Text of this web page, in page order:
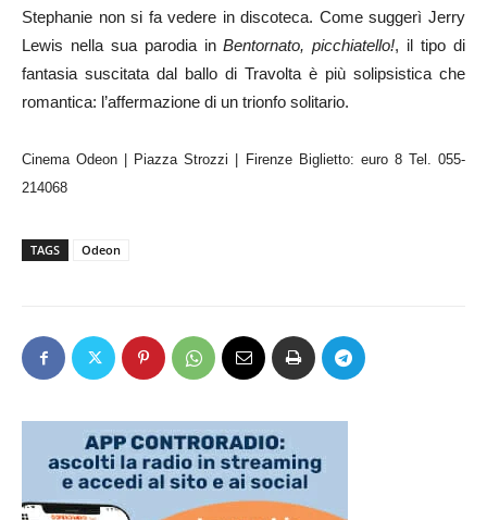
Stephanie non si fa vedere in discoteca. Come suggerì Jerry
Lewis nella sua parodia inBentornato, picchiatello!, il tipo di
fantasia suscitata dal ballo di Travolta è più solipsistica che
romantica: l’affermazione di un trionfo solitario.
Cinema Odeon | Piazza Strozzi | Firenze Biglietto: euro 8 Tel. 055-
214068
TAGS Odeon